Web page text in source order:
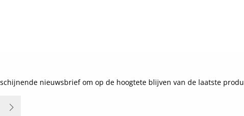
nieuwsbrief om op de hoogtete blijven van de laatste